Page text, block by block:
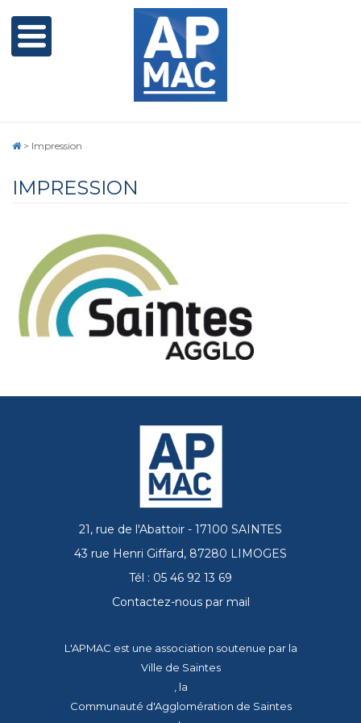
> Impression
IMPRESSION
21, rue de l'Abattoir - 17100 SAINTES
43 rue Henri Giffard, 87280 LIMOGES
Tél : 05 46 92 13 69
Contactez-nous par mail
L'APMAC est une association soutenue par la
Ville de Saintes
, la
Communauté d'Agglomération de Saintes